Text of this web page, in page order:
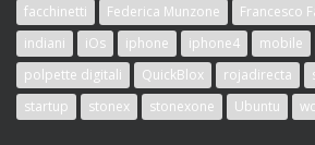
facchinetti
Federica Munzone Francesco
indiani
iOs iphone iphone4 mobile
polpette digitali
QuickBlox rojadirecta
startup
stonex stonexone Ubuntu